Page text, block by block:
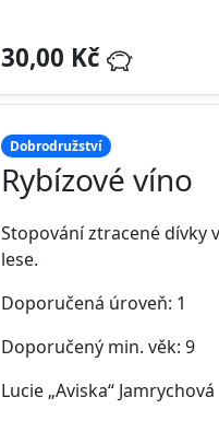
30,00 Kč
Dobrodružství
Rybízové víno
Stopování ztracené dívky
lese.
Doporučená úroveň: 1
Doporučený min. věk: 9
Lucie „Aviska“ Jamrychová